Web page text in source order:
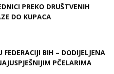
PREKO DRUŠTVENIH
DO KUPACA
BIH – DODIJELJENA
PČELARIMA